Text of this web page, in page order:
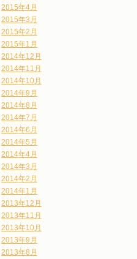
2015年4月
2015年3月
2015年2月
2015年1月
2014年12月
2014年11月
2014年10月
2014年9月
2014年8月
2014年7月
2014年6月
2014年5月
2014年4月
2014年3月
2014年2月
2014年1月
2013年12月
2013年11月
2013年10月
2013年9月
2013年8月